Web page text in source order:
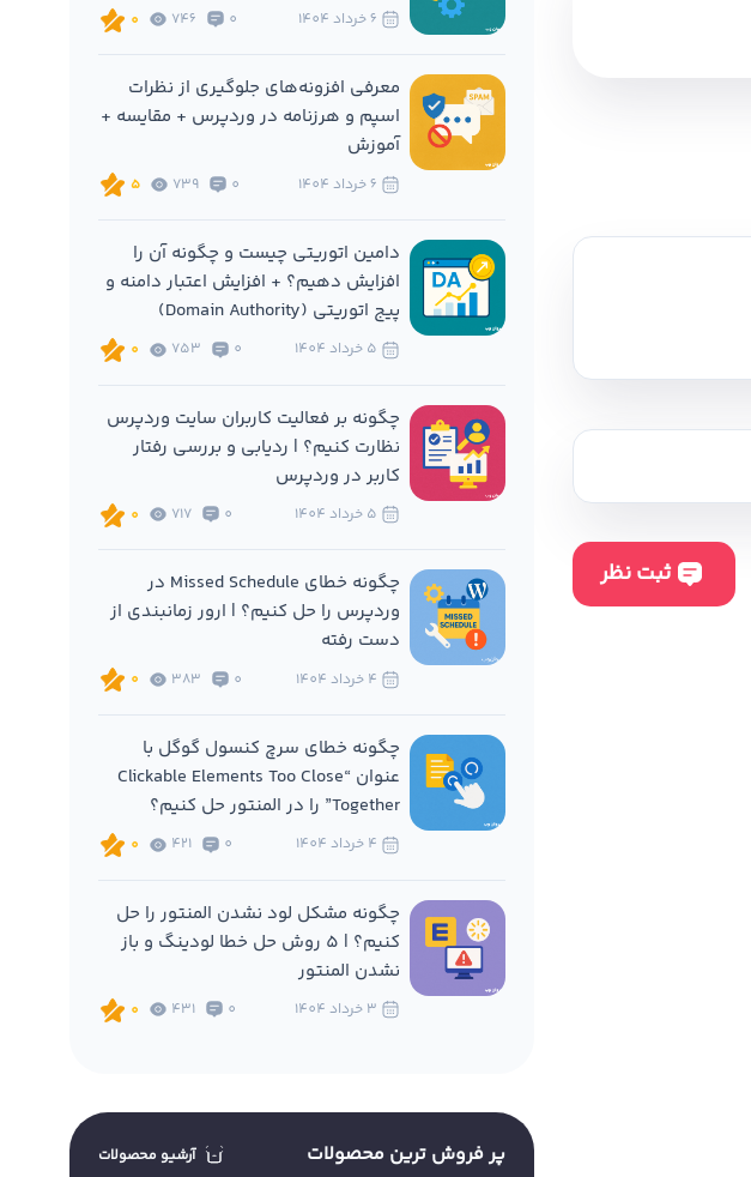
0
746
0
معرفی افزونه‌های جلوگیری از نظرات
اسپم و هرزنامه در وردپرس + مقایسه +
آموزش
0
739
5
دامین اتوریتی چیست و چگونه آن را
افزایش دهیم؟ + افزایش اعتبار دامنه و
پیج اتوریتی (Domain Authority)
0
753
0
چگونه بر فعالیت کاربران سایت وردپرس
نظارت کنیم؟ | ردیابی و بررسی رفتار
کاربر در وردپرس
0
717
0
چگونه خطای Missed Schedule در
وردپرس را حل کنیم؟ | ارور زمانبندی از
دست رفته
0
383
0
چگونه خطای سرچ کنسول گوگل با
عنوان “Clickable Elements Too Close
Together” را در المنتور حل کنیم؟
0
421
0
چگونه مشکل لود نشدن المنتور را حل
کنیم؟ | 5 روش حل خطا لودینگ و باز
نشدن المنتور
0
431
0
پر فروش ترین محصولات آرشیو محصولات